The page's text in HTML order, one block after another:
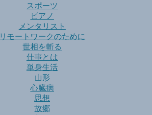
スポーツ
ピアノ
メンタリスト
リモートワークのために
世相を斬る
仕事とは
単身生活
山形
心臓病
思想
故郷